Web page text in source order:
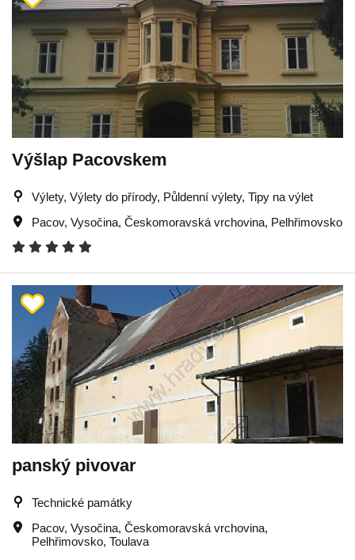
Výšlap Pacovskem
Výlety, Výlety do přírody, Půldenní výlety, Tipy na výlet
Pacov, Vysočina, Českomoravská vrchovina, Pelhřimovsko
panský pivovar
Technické památky
Pacov, Vysočina, Českomoravská vrchovina,
Pelhřimovsko, Toulava